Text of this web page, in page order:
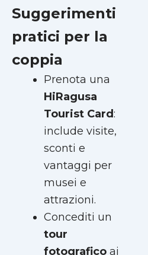
Suggerimenti
pratici per la
coppia
Prenota una
HiRagusa
Tourist Card:
include visite,
sconti e
vantaggi per
musei e
attrazioni.
Concediti un
tour
fotografico ai